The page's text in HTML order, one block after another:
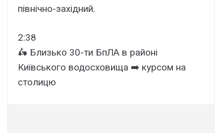
північно-західний.
2:38
🛵 Близько 30-ти БпЛА в районі
Київського водосховища ➡️ курсом на
столицю